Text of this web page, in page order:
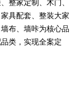
整家定制、木门、
具配套、整装大家
布、墙咔为核心品
类，实现全案定